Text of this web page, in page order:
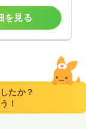
を見る
たか？
！